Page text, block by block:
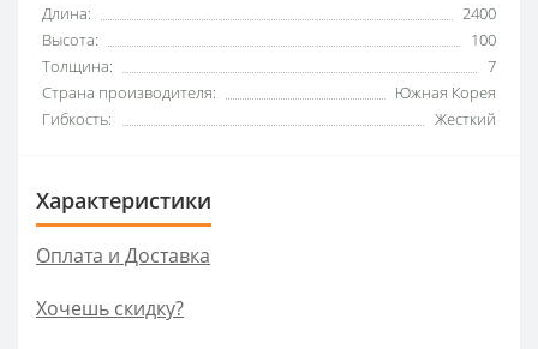
Длина:
2400
Высота:
100
Толщина:
7
Страна производителя:
Южная Корея
Гибкость:
Жесткий
Характеристики
Оплата и Доставка
Хочешь скидку?